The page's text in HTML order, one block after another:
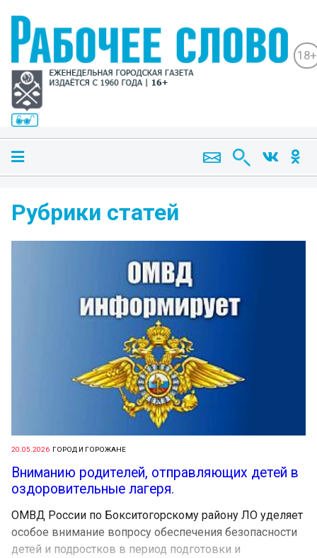
18+
Рубрики статей
20.05.2026 ГОРОД И ГОРОЖАНЕ
Вниманию родителей, отправляющих детей в
оздоровительные лагеря.
ОМВД России по Бокситогорскому району ЛО уделяет
особое внимание вопросу обеспечения безопасности
детей и подростков в период подготовки и